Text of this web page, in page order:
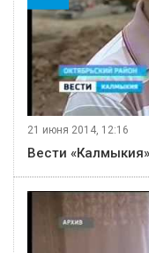
21 июня 2014, 12:16
Вести